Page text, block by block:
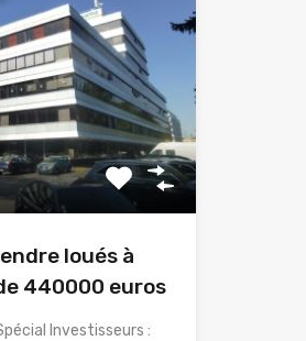
loués à
440000 euros
Investisseurs :